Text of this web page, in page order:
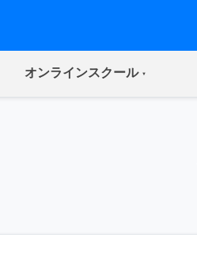
オンラインスクール(current)